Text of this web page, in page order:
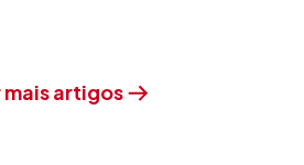
mais artigos